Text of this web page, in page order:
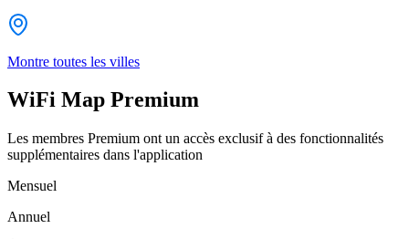
Montre toutes les villes
WiFi Map Premium
Les membres Premium ont un accès exclusif à des fonctionnalités
supplémentaires dans l'application
Mensuel
Annuel